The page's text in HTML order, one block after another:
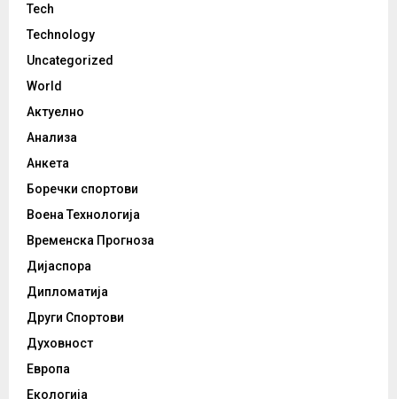
Tech
Technology
Uncategorized
World
Актуелно
Анализа
Анкета
Боречки спортови
Воена Технологија
Временска Прогноза
Дијаспора
Дипломатија
Други Спортови
Духовност
Европа
Екологија